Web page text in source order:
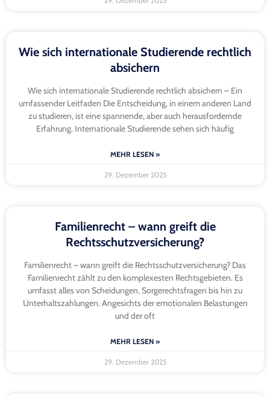
Wie sich internationale Studierende rechtlich
absichern
Wie sich internationale Studierende rechtlich absichern – Ein
umfassender Leitfaden Die Entscheidung, in einem anderen Land
zu studieren, ist eine spannende, aber auch herausfordernde
Erfahrung. Internationale Studierende sehen sich häufig
MEHR LESEN »
29. Dezember 2025
Familienrecht – wann greift die
Rechtsschutzversicherung?
Familienrecht – wann greift die Rechtsschutzversicherung? Das
Familienrecht zählt zu den komplexesten Rechtsgebieten. Es
umfasst alles von Scheidungen, Sorgerechtsfragen bis hin zu
Unterhaltszahlungen. Angesichts der emotionalen Belastungen
und der oft
MEHR LESEN »
29. Dezember 2025